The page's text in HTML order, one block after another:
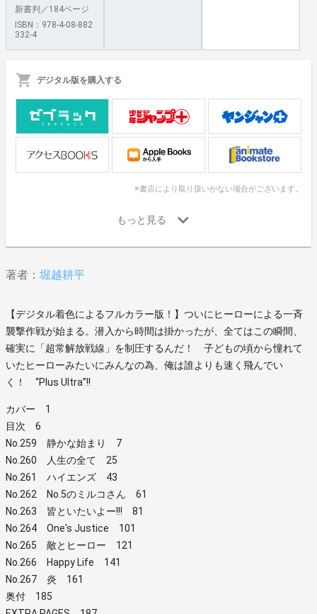
新書判／184ページ
ISBN：978-4-08-882
332-4
デジタル版を購入する
※書店により取り扱いがない場合がございます。
著者： 堀越耕平
【デジタル着色によるフルカラー版！】ついにヒーローによる一斉
襲撃作戦が始まる。潜入から時間は掛かったが、全てはこの瞬間、
確実に「超常解放戦線」を制圧するんだ！ 子どもの頃から憧れて
いたヒーローみたいにみんなの為、俺は誰よりも速く飛んでい
く！ “Plus Ultra”!!
カバー 1
目次 6
No.259 静かな始まり 7
No.260 人生の全て 25
No.261 ハイエンズ 43
No.262 No.5のミルコさん 61
No.263 皆といたいよー!!! 81
No.264 One's Justice 101
No.265 敵とヒーロー 121
No.266 Happy Life 141
No.267 炎 161
奥付 185